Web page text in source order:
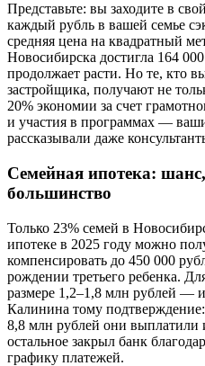
Представьте: вы заходите в
каждый рубль в вашей семье
средняя цена на квадратный
Новосибирска достигла 164
продолжает расти. Но те, кто
застройщика, получают не
20% экономии за счет
и участия в программах —
рассказывали даже
Семейная ипотека:
большинство
Только 23% семей в
ипотеке в 2025 году можно
компенсировать до 450 000
рождении третьего ребенка.
размере 1,2–1,8 млн рублей —
Калинина тому
8,8 млн рублей они выплатили
остальное закрыл банк
графику платежей.